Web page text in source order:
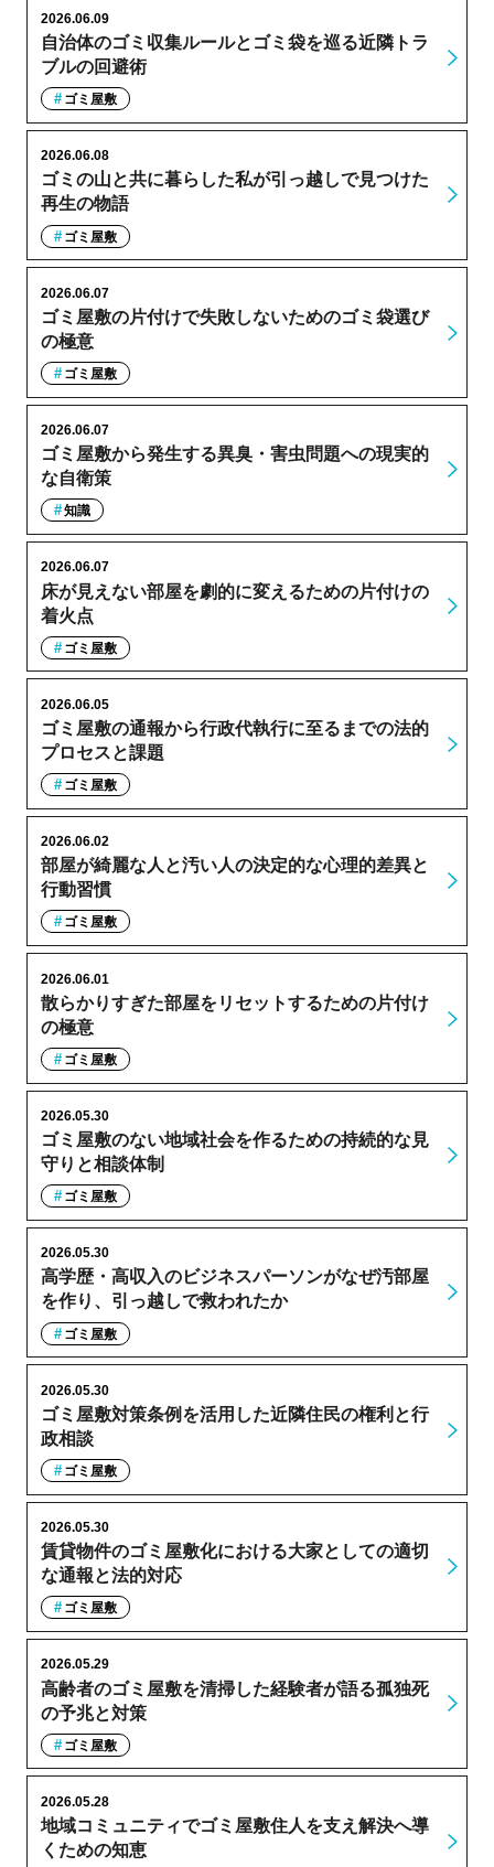
自治体のゴミ収集ルールとゴミ袋を巡る近隣トラ
ブルの回避術
2026.06.09
ゴミ屋敷
ゴミの山と共に暮らした私が引っ越しで見つけた
再生の物語
2026.06.08
ゴミ屋敷
ゴミ屋敷の片付けで失敗しないためのゴミ袋選び
の極意
2026.06.07
ゴミ屋敷
ゴミ屋敷から発生する異臭・害虫問題への現実的
な自衛策
2026.06.07
知識
床が見えない部屋を劇的に変えるための片付けの
着火点
2026.06.07
ゴミ屋敷
ゴミ屋敷の通報から行政代執行に至るまでの法的
プロセスと課題
2026.06.05
ゴミ屋敷
部屋が綺麗な人と汚い人の決定的な心理的差異と
行動習慣
2026.06.02
ゴミ屋敷
散らかりすぎた部屋をリセットするための片付け
の極意
2026.06.01
ゴミ屋敷
ゴミ屋敷のない地域社会を作るための持続的な見
守りと相談体制
2026.05.30
ゴミ屋敷
高学歴・高収入のビジネスパーソンがなぜ汚部屋
を作り、引っ越しで救われたか
2026.05.30
ゴミ屋敷
ゴミ屋敷対策条例を活用した近隣住民の権利と行
政相談
2026.05.30
ゴミ屋敷
賃貸物件のゴミ屋敷化における大家としての適切
な通報と法的対応
2026.05.30
ゴミ屋敷
高齢者のゴミ屋敷を清掃した経験者が語る孤独死
の予兆と対策
2026.05.29
ゴミ屋敷
地域コミュニティでゴミ屋敷住人を支え解決へ導
くための知恵
2026.05.28